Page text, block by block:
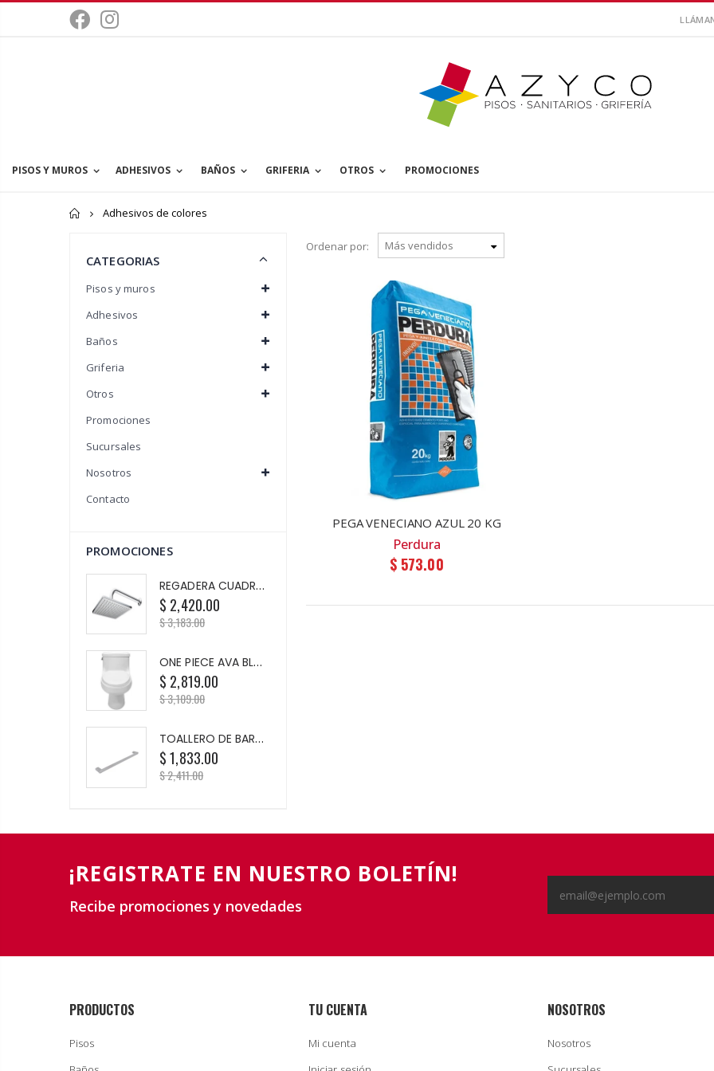
PISOS Y MUROS ADHESIVOS BAÑOS GRIFERIA OTROS PROMOCIONES
Inicio
Adhesivos de colores
Ordenar por:
PEGA VENECIANO AZUL 20 KG
Perdura
$ 573.00
CATEGORIAS
Pisos y muros
Adhesivos
Baños
Griferia
Otros
Promociones
Sucursales
Nosotros
Contacto
PROMOCIONES
REGADERA CUADRADA CON BRAZO Y CHAP 2261B CROMO
$ 2,420.00
$ 3,183.00
ONE PIECE AVA BLANCO
$ 2,819.00
$ 3,109.00
TOALLERO DE BARRA LARGO ITUA NY.05
$ 1,833.00
$ 2,411.00
¡REGISTRATE EN NUESTRO BOLETÍN!
Recibe promociones y novedades
PRODUCTOS
Pisos
TU CUENTA
Mi cuenta
NOSOTROS
Nosotros